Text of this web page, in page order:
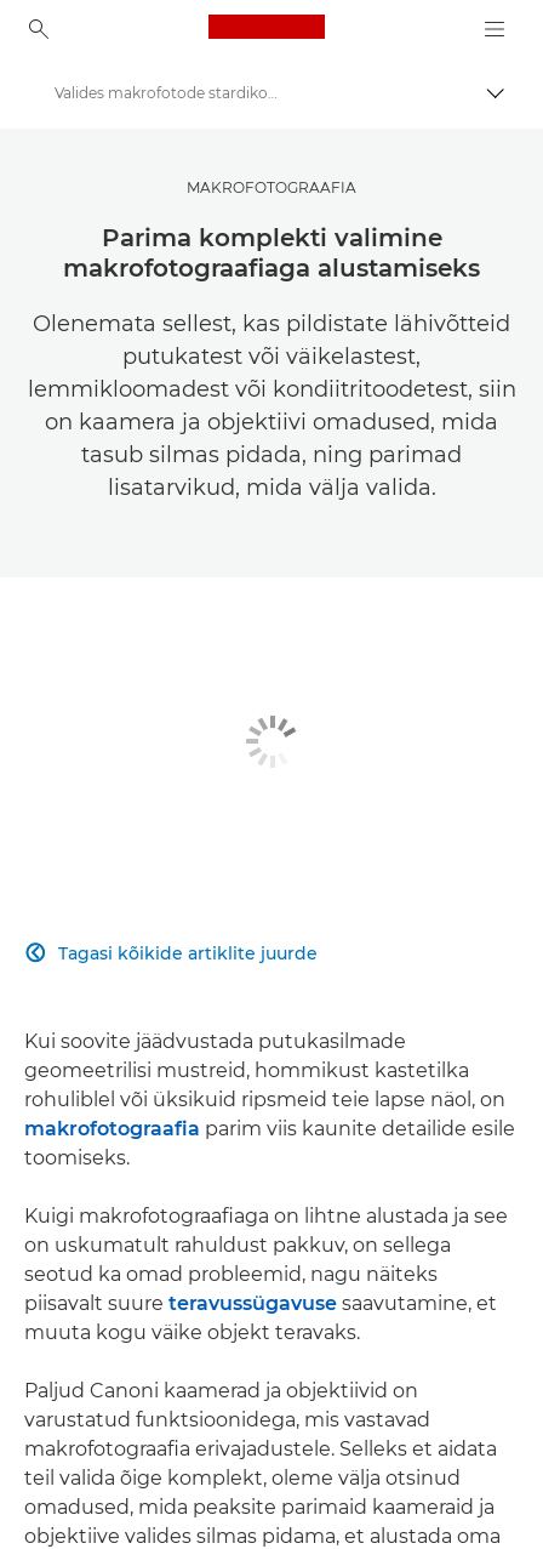
Canon Logo, back to
Saage inspiratsiooni | Fotograafia ja printimise näpunäited ning ostujuhised
Fotograafia- ja printimisalased näpunäited ja tehnikad
Valides makrofotode stardikomplekti
MAKROFOTOGRAAFIA
Parima komplekti valimine
makrofotograafiaga alustamiseks
Olenemata sellest, kas pildistate lähivõtteid
putukatest või väikelastest,
lemmikloomadest või kondiitritoodetest, siin
on kaamera ja objektiivi omadused, mida
tasub silmas pidada, ning parimad
lisatarvikud, mida välja valida.
Tagasi kõikide artiklite juurde

Kui soovite jäädvustada putukasilmade
geomeetrilisi mustreid, hommikust kastetilka
rohuliblel või üksikuid ripsmeid teie lapse näol, on
makrofotograafia parim viis kaunite detailide esile
toomiseks.
Kuigi makrofotograafiaga on lihtne alustada ja see
on uskumatult rahuldust pakkuv, on sellega
seotud ka omad probleemid, nagu näiteks
piisavalt suure teravussügavuse saavutamine, et
muuta kogu väike objekt teravaks.
Paljud Canoni kaamerad ja objektiivid on
varustatud funktsioonidega, mis vastavad
makrofotograafia erivajadustele. Selleks et aidata
teil valida õige komplekt, oleme välja otsinud
omadused, mida peaksite parimaid kaameraid ja
objektiive valides silmas pidama, et alustada oma